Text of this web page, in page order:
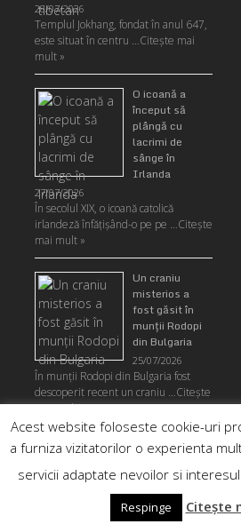
28/07/2026
Templul Jokhang, fondat în anul 647,
este situat în centru …Citeşte mai
mult »
O icoană a
început să
plângă cu
lacrimi de
sânge în
Irlanda
27/07/2026
În secolul XIX, o icoană catolică
irlandeză înfățișând-o pe pe …Citeşte
mai mult »
Un craniu
misterios a
fost găsit în
munţii Rodopi
din Bulgaria
25/07/2026
În munţii Rodopi din Bulgaria fost
descoperit recent un craniu …Citeşte
mai mult »
Descoperirea
unui cip de
acum 200 de
milioane de ani
24/07/2026
Acest website foloseste cookie-uri
a furniza vizitatorilor o experienta
servicii adaptate nevoilor si
Respinge
Citește